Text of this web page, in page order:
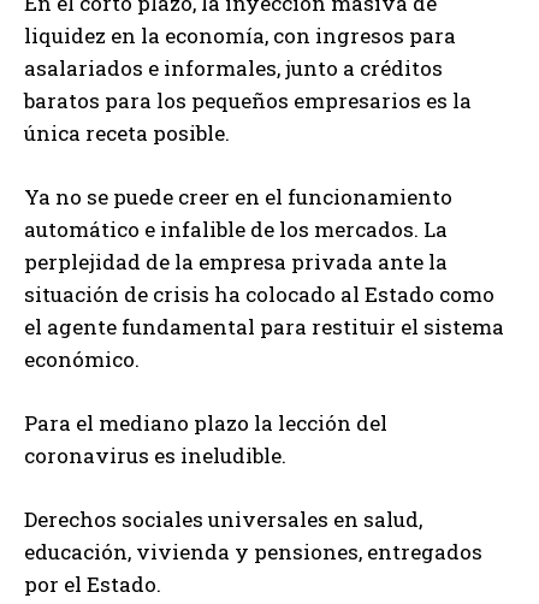
liquidez en la economía, con ingresos para
asalariados e informales, junto a créditos
baratos para los pequeños empresarios es la
única receta posible.
Ya no se puede creer en el funcionamiento
automático e infalible de los mercados. La
perplejidad de la empresa privada ante la
situación de crisis ha colocado al Estado como
el agente fundamental para restituir el sistema
económico.
Para el mediano plazo la lección del
coronavirus es ineludible.
Derechos sociales universales en salud,
educación, vivienda y pensiones, entregados
por el Estado.